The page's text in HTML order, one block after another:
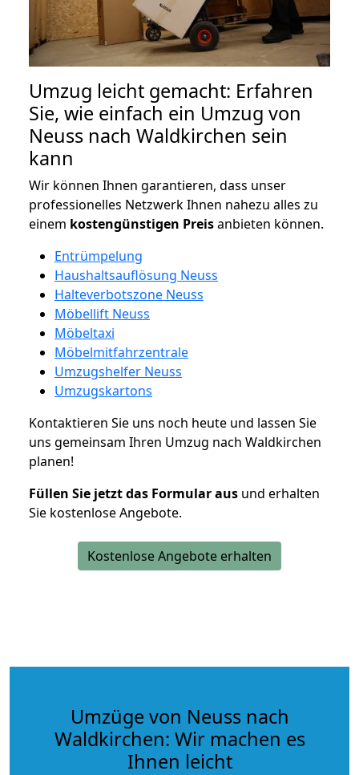
Umzug leicht gemacht: Erfahren
Sie, wie einfach ein Umzug von
Neuss nach Waldkirchen sein
kann
Wir können Ihnen garantieren, dass unser
professionelles Netzwerk Ihnen nahezu alles zu
einem kostengünstigen Preisanbieten können.
Entrümpelung
Haushaltsauflösung Neuss
Halteverbotszone Neuss
Möbellift Neuss
Möbeltaxi
Möbelmitfahrzentrale
Umzugshelfer Neuss
Umzugskartons
Kontaktieren Sie uns noch heute und lassen Sie
uns gemeinsam Ihren Umzug nach Waldkirchen
planen!
Füllen Sie jetzt das Formular aus und erhalten
Sie kostenlose Angebote.
Kostenlose Angebote erhalten
Umzüge von Neuss nach
Waldkirchen: Wir machen es
Ihnen leicht